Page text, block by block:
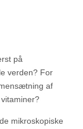
på
verden? For
af
mikroskopiske